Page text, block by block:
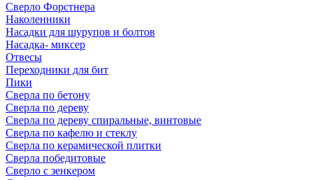
Сверло Форстнера
Наколенники
Насадки для шурупов и болтов
Насадка- миксер
Отвесы
Переходники для бит
Пики
Сверла по бетону
Сверла по дереву
Сверла по дереву спиральные, винтовые
Сверла по кафелю и стеклу
Сверла по керамической плитки
Сверла победитовые
Сверло с зенкером